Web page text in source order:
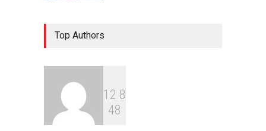
বৈশ্বিক প্রতিযোগিতা সক্ষমতা বাড়াতে
পোশাক শিল্পে নতুন উদ্যোগ
Top Authors
1 2 8
48